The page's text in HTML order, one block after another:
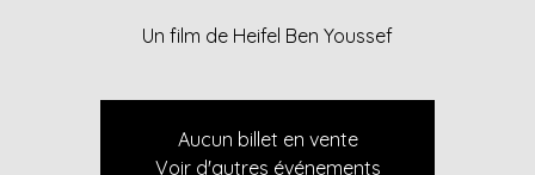
Un film de Heifel Ben Youssef
Aucun billet en vente
Voir d'autres événements